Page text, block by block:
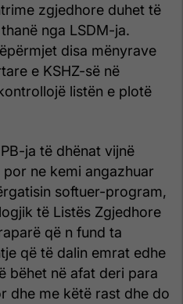
zgjedhore duhet të
nga LSDM-ja.
disa mënyrave
e KSHZ-së në
listën e plotë
ja të dhënat vijnë
ne kemi angazhuar
softuer-program,
të Listës Zgjedhore
që n fund ta
që të dalin emrat edhe
bëhet në afat deri para
dhe me këtë rast dhe do